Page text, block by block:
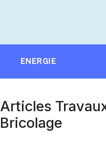
ENERGIE
Articles
Bricolage